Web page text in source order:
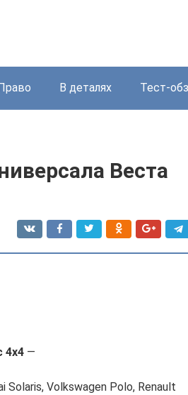
В деталях Тест-
Веста
4х4 —
Volkswagen Polo, Renault